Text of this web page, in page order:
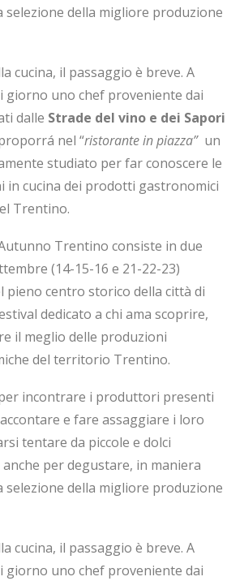
selezione della migliore produzione
cucina, il passaggio è breve. A
giorno uno chef proveniente dai
dalle Strade del vino e dei Sapori
nel “ristorante in piazza” un
studiato per far conoscere le
in cucina dei prodotti gastronomici
Trentino.
Trentino consiste in due
(14-15-16 e 21-22-23)
pieno centro storico della città di
dedicato a chi ama scoprire,
il meglio delle produzioni
del territorio Trentino.
per incontrare i produttori presenti
e fare assaggiare i loro
tentare da piccole e dolci
per degustare, in maniera
selezione della migliore produzione
cucina, il passaggio è breve. A
giorno uno chef proveniente dai